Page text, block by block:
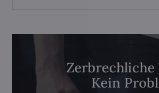
Zerbrechliche
Kein